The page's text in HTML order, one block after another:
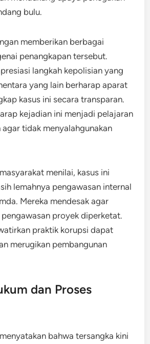
bulu.
memberikan berbagai
penangkapan tersebut.
langkah kepolisian yang
yang lain berharap aparat
kasus ini secara transparan.
kejadian ini menjadi pelajaran
tidak menyalahgunakan
menilai, kasus ini
lemahnya pengawasan internal
Mereka mendesak agar
proyek diperketat.
praktik korupsi dapat
merugikan pembangunan
dan Proses
bahwa tersangka kini